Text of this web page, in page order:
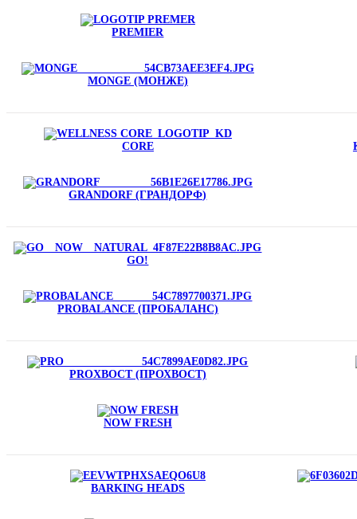
PREMIER
MONGE (МОНЖЕ)
CORE
GRANDORF (ГРАНДОРФ)
GO!
PROBALANCE (ПРОБАЛАНС)
PROХВОСТ (ПРОХВОСТ)
NOW FRESH
BARKING HEADS